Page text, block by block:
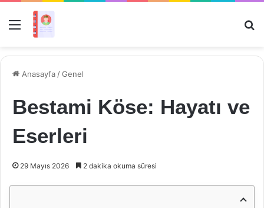
Menü
Anasayfa /Genel
Bestami Köse: Hayatı ve
Eserleri
29 Mayıs 2026 2 dakika okuma süresi